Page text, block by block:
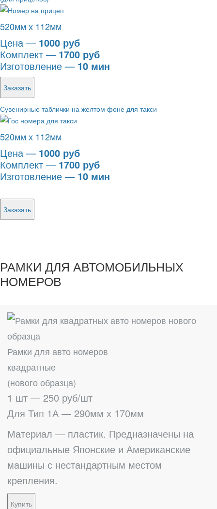
520мм х 112мм
Цена — 1000 руб
Комплект — 1700 руб
Изготовление — 10 мин
Заказать
Сувенирные таблички на желтом фоне для такси
520мм х 112мм
Цена — 1000 руб
Комплект — 1700 руб
Изготовление — 10 мин
Заказать
РАМКИ ДЛЯ АВТОМОБИЛЬНЫХ
НОМЕРОВ
Рамки для авто номеров
квадратные
(нового образца)
1 шт — 250 руб/шт
Для Тип 1А — 290мм х 170мм
Материал — пластик. Предназначены на
официальные Японские и Американские
машины с нестандартным местом
крепления.
Купить